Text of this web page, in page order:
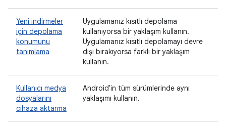
Yeni indirmeler
için depolama
konumunu
tanımlama
Uygulamanız kısıtlı depolama
kullanıyorsa bir yaklaşım kullanın.
Uygulamanız kısıtlı depolamayı devre
dışı bırakıyorsa farklı bir yaklaşım
kullanın.
Kullanıcı medya
dosyalarını
cihaza aktarma
Android'in tüm sürümlerinde aynı
yaklaşımı kullanın.